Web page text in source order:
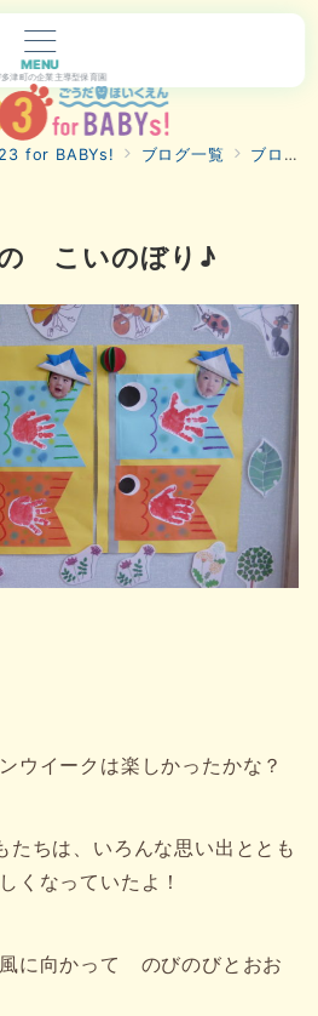
MENU
多津町の企業主導型保育園
for BABYs! ブログ一覧 ブログ
こいのぼり♪
ウイークは楽しかったかな？
ちは、いろんな思い出ととも
くなっていたよ！
に向かって のびのびとおお